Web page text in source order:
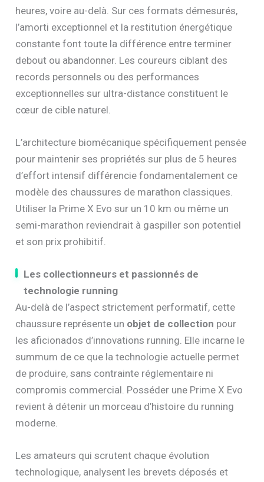
heures, voire au-delà. Sur ces formats démesurés,
l’amorti exceptionnel et la restitution énergétique
constante font toute la différence entre terminer
debout ou abandonner. Les coureurs ciblant des
records personnels ou des performances
exceptionnelles sur ultra-distance constituent le
cœur de cible naturel.
L’architecture biomécanique spécifiquement pensée
pour maintenir ses propriétés sur plus de 5 heures
d’effort intensif différencie fondamentalement ce
modèle des chaussures de marathon classiques.
Utiliser la Prime X Evo sur un 10 km ou même un
semi-marathon reviendrait à gaspiller son potentiel
et son prix prohibitif.
Les collectionneurs et passionnés de
technologie running
Au-delà de l’aspect strictement performatif, cette
chaussure représente un objet de collection pour
les aficionados d’innovations running. Elle incarne le
summum de ce que la technologie actuelle permet
de produire, sans contrainte réglementaire ni
compromis commercial. Posséder une Prime X Evo
revient à détenir un morceau d’histoire du running
moderne.
Les amateurs qui scrutent chaque évolution
technologique, analysent les brevets déposés et